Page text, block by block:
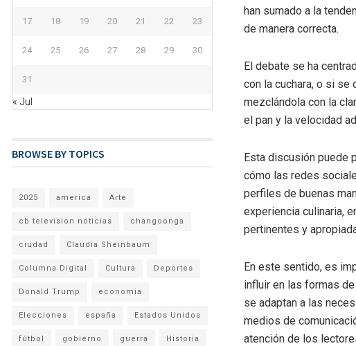
han sumado a la
de manera correcta.
El debate se ha
con la cuchara, o si se
mezclándola con la
el pan y la velocidad
Esta discusión puede
cómo las redes
perfiles de buenas
experiencia culinaria,
pertinentes y
En este sentido, es
influir en las formas
se adaptan a las
medios de
atención de los
17 18 19 20 21 22 23
24 25 26 27 28 29 30
31
« Jul
BROWSE BY TOPICS
2025 america Arte
cb television noticias changoonga
ciudad Claudia Sheinbaum
Columna Digital Cultura Deportes
Donald Trump economia
Elecciones españa Estados Unidos
fútbol gobierno guerra Historia